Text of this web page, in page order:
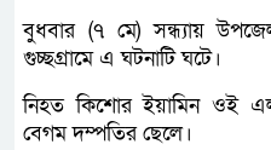
বুধবার (৭ মে) সন্ধ্যায়
গুচ্ছগ্রামে এ ঘটনাটি ঘটে।
নিহত কিশোর ইয়ামিন ওই
বেগম দম্পতির ছেলে।